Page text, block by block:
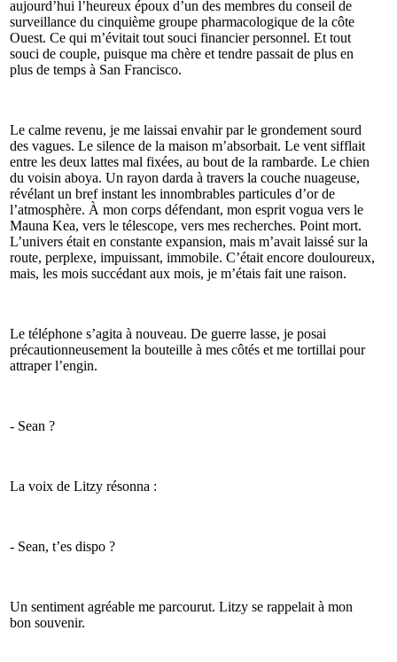
aujourd’hui l’heureux époux d’un des membres du conseil de
surveillance du cinquième groupe pharmacologique de la côte
Ouest. Ce qui m’évitait tout souci financier personnel. Et tout
souci de couple, puisque ma chère et tendre passait de plus en
plus de temps à San Francisco.
Le calme revenu, je me laissai envahir par le grondement sourd
des vagues. Le silence de la maison m’absorbait. Le vent sifflait
entre les deux lattes mal fixées, au bout de la rambarde. Le chien
du voisin aboya. Un rayon darda à travers la couche nuageuse,
révélant un bref instant les innombrables particules d’or de
l’atmosphère. À mon corps défendant, mon esprit vogua vers le
Mauna Kea, vers le télescope, vers mes recherches. Point mort.
L’univers était en constante expansion, mais m’avait laissé sur la
route, perplexe, impuissant, immobile. C’était encore douloureux,
mais, les mois succédant aux mois, je m’étais fait une raison.
Le téléphone s’agita à nouveau. De guerre lasse, je posai
précautionneusement la bouteille à mes côtés et me tortillai pour
attraper l’engin.
- Sean ?
La voix de Litzy résonna :
- Sean, t’es dispo ?
Un sentiment agréable me parcourut. Litzy se rappelait à mon
bon souvenir.